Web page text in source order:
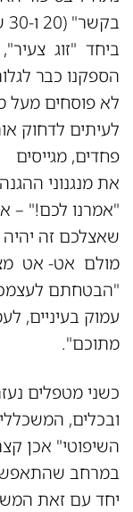
ביחד "זוג
הספקנו כבר
לא פוסחים מעל
לעיתים לדחוק
פחדים, מגייסים
את מנגנוני ההגנה.
"אמרנו לכם!" –
שאצלכם זה
מולם אט- אט
"הבטחתם
עמוק בעיניים,
מתוכם".
כשני מטפלים
ובכלים,
השיפוטי" אכן
במרחב
יחד עם זאת